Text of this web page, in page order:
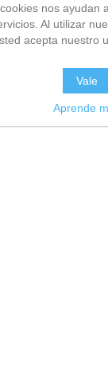
nos ayudan
Al utilizar
acepta nuestro
Vale
Aprende